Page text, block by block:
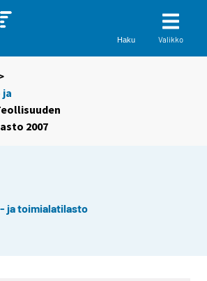
Haku Valikko
ja
2007
ja toimialatilasto